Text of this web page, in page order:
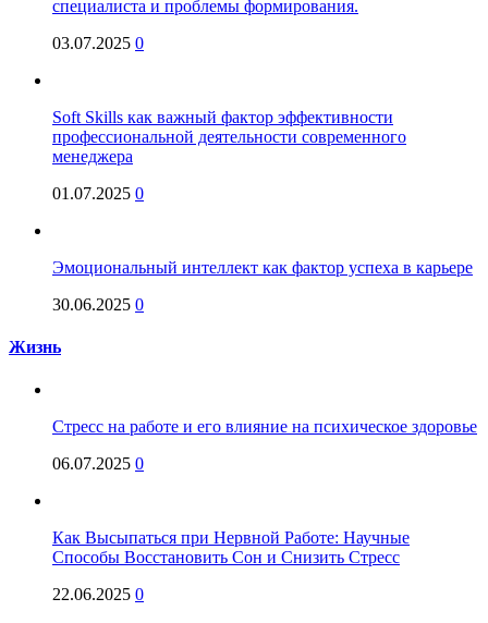
специалиста и проблемы формирования.
03.07.2025 0
Soft Skills как важный фактор эффективности
профессиональной деятельности современного
менеджера
01.07.2025 0
Эмоциональный интеллект как фактор успеха в карьере
30.06.2025 0
Жизнь
Стресс на работе и его влияние на психическое здоровье
06.07.2025 0
Как Высыпаться при Нервной Работе: Научные
Способы Восстановить Сон и Снизить Стресс
22.06.2025 0